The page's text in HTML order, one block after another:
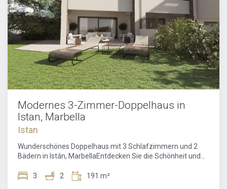
Modernes 3-Zimmer-Doppelhaus in
Istan, Marbella
Istan
Wunderschönes Doppelhaus mit 3 Schlafzimmern und 2
Bädern in Istán, MarbellaEntdecken Sie die Schönheit und
Schlafzimmern und 2 Badezimmern in Istán, Marbella. Mit
3 2 191 m²